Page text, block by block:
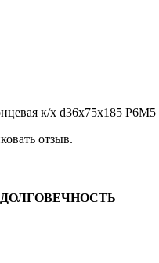
к/х d36х75х185
отзыв.
ДОЛГОВЕЧНОСТЬ